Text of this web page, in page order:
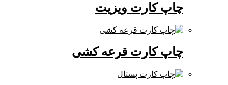
چاپ کارت ویزیت
چاپ کارت قرعه کشی